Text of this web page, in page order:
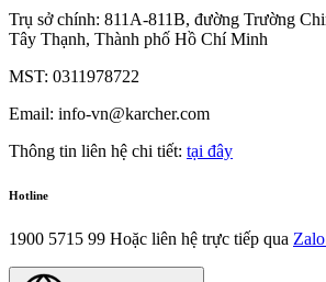
Trụ sở chính: 811A-811B, đường Trường
Tây Thạnh, Thành phố Hồ Chí Minh
MST: 0311978722
Email: info-vn@karcher.com
Thông tin liên hệ chi tiết: tại đây
Hotline
1900 5715 99 Hoặc liên hệ trực tiếp qua